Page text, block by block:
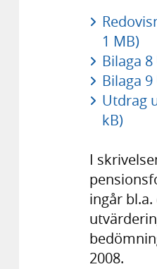
1 MB)
Bilaga
Bilaga
Utdrag
kB)
I
ingår
2008.